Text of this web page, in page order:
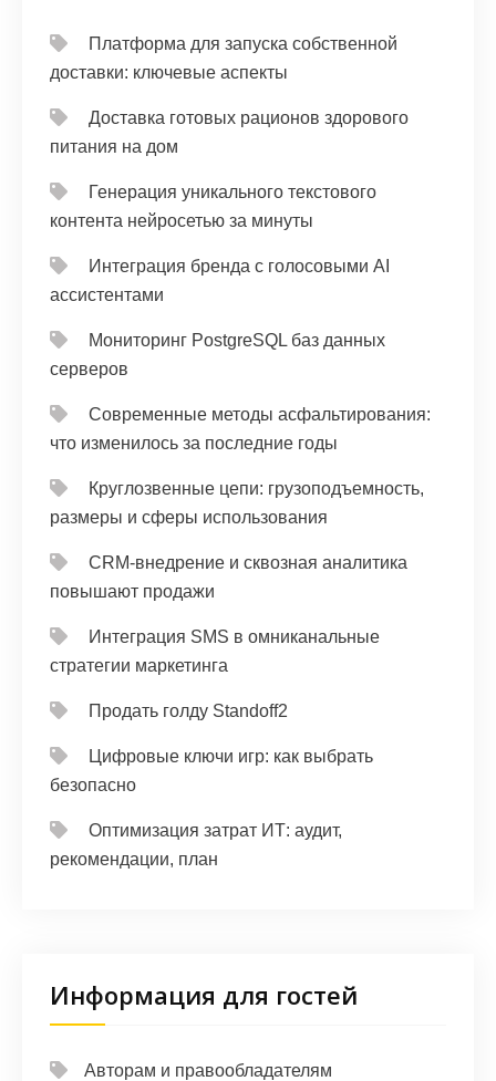
Платформа для запуска собственной
доставки: ключевые аспекты
Доставка готовых рационов здорового
питания на дом
Генерация уникального текстового
контента нейросетью за минуты
Интеграция бренда с голосовыми AI
ассистентами
Мониторинг PostgreSQL баз данных
серверов
Современные методы асфальтирования:
что изменилось за последние годы
Круглозвенные цепи: грузоподъемность,
размеры и сферы использования
CRM‑внедрение и сквозная аналитика
повышают продажи
Интеграция SMS в омниканальные
стратегии маркетинга
Продать голду Standoff2
Цифровые ключи игр: как выбрать
безопасно
Оптимизация затрат ИТ: аудит,
рекомендации, план
Информация для гостей
Авторам и правообладателям